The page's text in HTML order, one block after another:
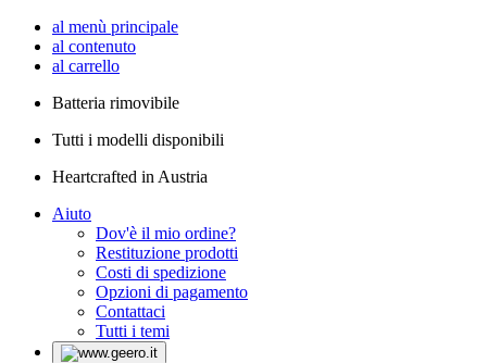
al menù principale
al contenuto
al carrello
Batteria rimovibile
Tutti i modelli disponibili
Heartcrafted in Austria
Aiuto
Dov'è il mio ordine?
Restituzione prodotti
Costi di spedizione
Opzioni di pagamento
Contattaci
Tutti i temi